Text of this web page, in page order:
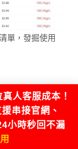
單，發掘使用
競爭度，將剔
高不適合現階
人客服成本！
串接官網、
小時秒回不漏